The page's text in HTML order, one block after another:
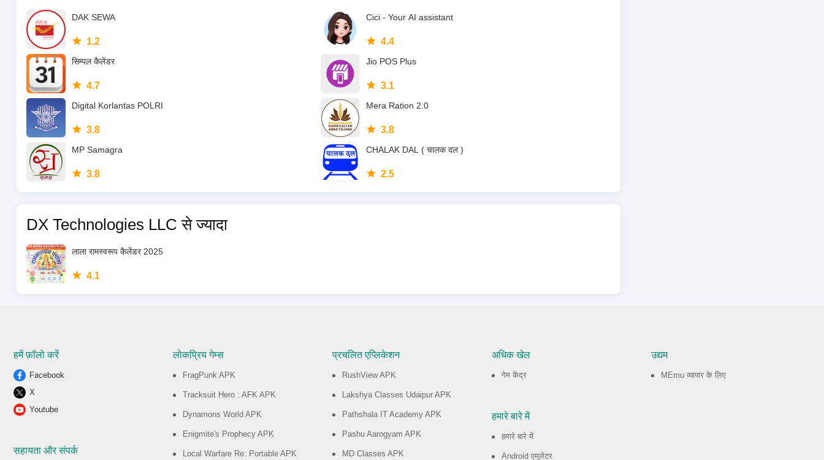
DAK SEWA
1.2
Cici - Your AI assistant
4.4
सिम्पल कैलेंडर
4.7
Jio POS Plus
3.1
Digital Korlantas POLRI
3.8
Mera Ration 2.0
3.8
MP Samagra
3.8
CHALAK DAL ( चालक दल )
2.5
DX Technologies LLC से ज्यादा
लाला रामस्वरूप कैलेंडर 2025
4.1
हमें फ़ॉलो करें
Facebook
X
Youtube
सहायता और संपर्क
लोकप्रिय गेम्स
FragPunk APK
Tracksuit Hero : AFK APK
Dynamons World APK
Enigmite's Prophecy APK
Local Warfare Re: Portable APK
प्रचलित एप्लिकेशन
RushView APK
Lakshya Classes Udaipur APK
Pathshala IT Academy APK
Pashu Aarogyam APK
MD Classes APK
अधिक खेल
गेम केंद्र
हमारे बारे में
हमारे बारे में
Android एमुलेटर
उद्यम
MEmu व्यापार के लिए